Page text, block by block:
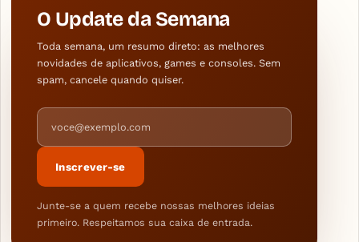
O Update da Semana
Toda semana, um resumo direto: as melhores
novidades de aplicativos, games e consoles. Sem
spam, cancele quando quiser.
Endereço de e-mail
Inscrever-se
Junte-se a quem recebe nossas melhores ideias
primeiro. Respeitamos sua caixa de entrada.